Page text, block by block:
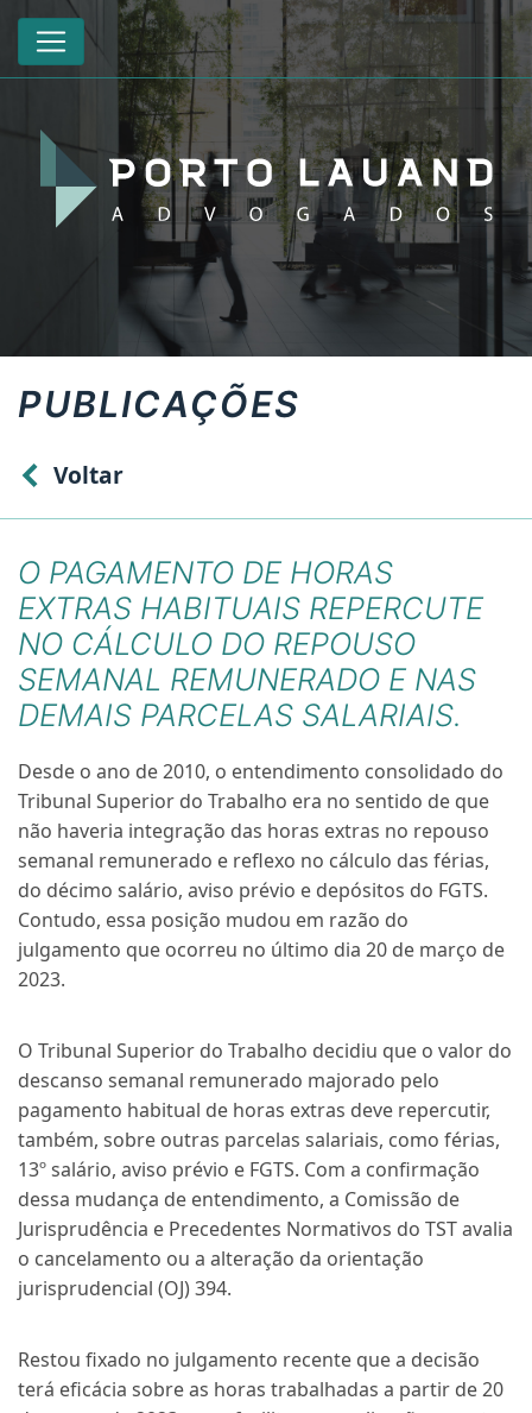
PUBLICAÇÕES
Voltar
O PAGAMENTO DE HORAS
EXTRAS HABITUAIS REPERCUTE
NO CÁLCULO DO REPOUSO
SEMANAL REMUNERADO E NAS
DEMAIS PARCELAS SALARIAIS.
Desde o ano de 2010, o entendimento consolidado do
Tribunal Superior do Trabalho era no sentido de que
não haveria integração das horas extras no repouso
semanal remunerado e reflexo no cálculo das férias,
do décimo salário, aviso prévio e depósitos do FGTS.
Contudo, essa posição mudou em razão do
julgamento que ocorreu no último dia 20 de março de
2023.
O Tribunal Superior do Trabalho decidiu que o valor do
descanso semanal remunerado majorado pelo
pagamento habitual de horas extras deve repercutir,
também, sobre outras parcelas salariais, como férias,
13º salário, aviso prévio e FGTS. Com a confirmação
dessa mudança de entendimento, a Comissão de
Jurisprudência e Precedentes Normativos do TST avalia
o cancelamento ou a alteração da orientação
jurisprudencial (OJ) 394.
Restou fixado no julgamento recente que a decisão
terá eficácia sobre as horas trabalhadas a partir de 20